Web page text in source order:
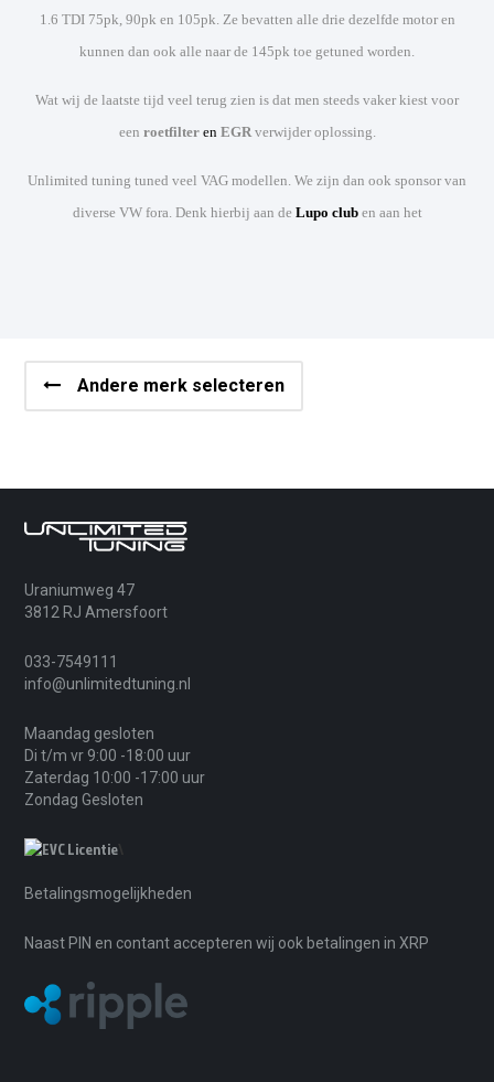
1.6 TDI 75pk, 90pk en 105pk. Ze bevatten alle drie dezelfde motor en
kunnen dan ook alle naar de 145pk toe getuned worden.
Wat wij de laatste tijd veel terug zien is dat men steeds vaker kiest voor
een roetfilteren EGRverwijder oplossing.
Unlimited tuning tuned veel VAG modellen. We zijn dan ook sponsor van
diverse VW fora. Denk hierbij aan de Lupo cluben aan het
Andere merk selecteren
Uraniumweg 47
3812 RJ Amersfoort
033-7549111
info@unlimitedtuning.nl
Maandag gesloten
Di t/m vr 9:00 -18:00 uur
Zaterdag 10:00 -17:00 uur
Zondag Gesloten
Betalingsmogelijkheden
Naast PIN en contant accepteren wij ook betalingen in XRP